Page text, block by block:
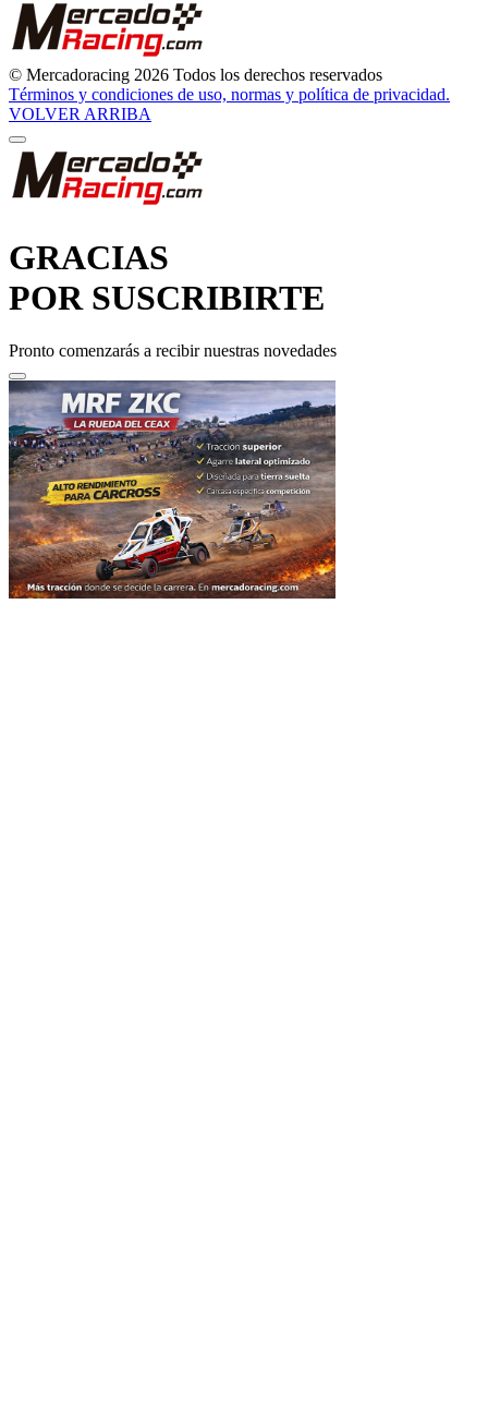
© Mercadoracing 2026 Todos los derechos reservados
Términos y condiciones de uso, normas y política de privacidad.
VOLVER ARRIBA
POR SUSCRIBIRTE